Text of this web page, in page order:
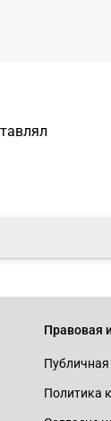
Правовая
Публичная
Политика